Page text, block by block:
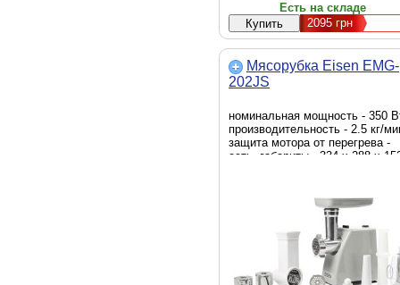
Есть на складе
2095 грн
Мясорубка Eisen EMG-
202JS
номинальная мощность - 350
производительность - 2.5 кг/
защита мотора от перегрева -
есть, габариты - 334 х 288 х